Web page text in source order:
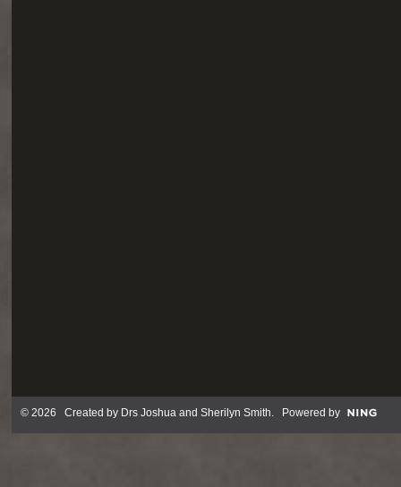
© 2026 Created by Drs Joshua and Sherilyn Smith. Powered by